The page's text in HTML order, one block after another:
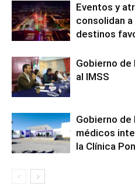
Eventos y
consolidan
destinos
Gobierno de
al IMSS
Gobierno
médicos
la Clínica